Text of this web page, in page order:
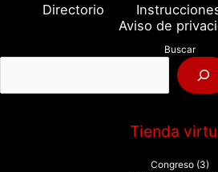
o
:
Directorio
Aviso de
Buscar
Tienda
Congreso (3)